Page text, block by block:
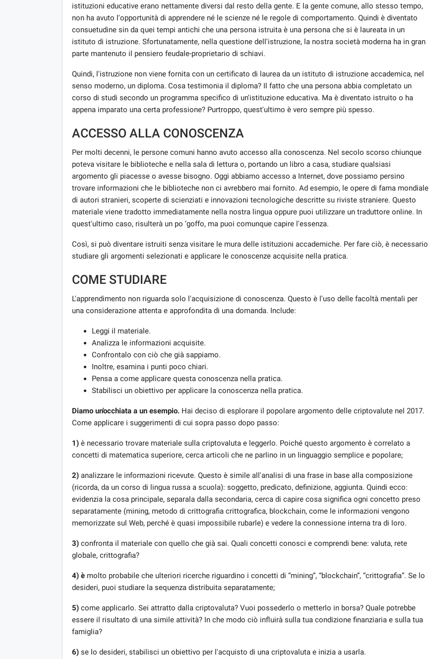
istituzioni educative erano nettamente diversi dal resto della gente. E la gente comune, allo stesso tempo,
non ha avuto l'opportunità di apprendere né le scienze né le regole di comportamento. Quindi è diventato
consuetudine sin da quei tempi antichi che una persona istruita è una persona che si è laureata in un
istituto di istruzione. Sfortunatamente, nella questione dell'istruzione, la nostra società moderna ha in gran
parte mantenuto il pensiero feudale-proprietario di schiavi.
Quindi, l'istruzione non viene fornita con un certificato di laurea da un istituto di istruzione accademica, nel
senso moderno, un diploma. Cosa testimonia il diploma? Il fatto che una persona abbia completato un
corso di studi secondo un programma specifico di un'istituzione educativa. Ma è diventato istruito o ha
appena imparato una certa professione? Purtroppo, quest'ultimo è vero sempre più spesso.
ACCESSO ALLA CONOSCENZA
Per molti decenni, le persone comuni hanno avuto accesso alla conoscenza. Nel secolo scorso chiunque
poteva visitare le biblioteche e nella sala di lettura o, portando un libro a casa, studiare qualsiasi
argomento gli piacesse o avesse bisogno. Oggi abbiamo accesso a Internet, dove possiamo persino
trovare informazioni che le biblioteche non ci avrebbero mai fornito. Ad esempio, le opere di fama mondiale
di autori stranieri, scoperte di scienziati e innovazioni tecnologiche descritte su riviste straniere. Questo
materiale viene tradotto immediatamente nella nostra lingua oppure puoi utilizzare un traduttore online. In
quest'ultimo caso, risulterà un po ‘goffo, ma puoi comunque capire l'essenza.
Così, si può diventare istruiti senza visitare le mura delle istituzioni accademiche. Per fare ciò, è necessario
studiare gli argomenti selezionati e applicare le conoscenze acquisite nella pratica.
COME STUDIARE
L'apprendimento non riguarda solo l'acquisizione di conoscenza. Questo è l'uso delle facoltà mentali per
una considerazione attenta e approfondita di una domanda. Include:
Leggi il materiale.
Analizza le informazioni acquisite.
Confrontalo con ciò che già sappiamo.
Inoltre, esamina i punti poco chiari.
Pensa a come applicare questa conoscenza nella pratica.
Stabilisci un obiettivo per applicare la conoscenza nella pratica.
Diamo un'occhiata a un esempio.Hai deciso di esplorare il popolare argomento delle criptovalute nel 2017.
Come applicare i suggerimenti di cui sopra passo dopo passo:
1)è necessario trovare materiale sulla criptovaluta e leggerlo. Poiché questo argomento è correlato a
concetti di matematica superiore, cerca articoli che ne parlino in un linguaggio semplice e popolare;
2)analizzare le informazioni ricevute. Questo è simile all'analisi di una frase in base alla composizione
(ricorda, da un corso di lingua russa a scuola): soggetto, predicato, definizione, aggiunta. Quindi ecco:
evidenzia la cosa principale, separala dalla secondaria, cerca di capire cosa significa ogni concetto preso
separatamente (mining, metodo di crittografia crittografica, blockchain, come le informazioni vengono
memorizzate sul Web, perché è quasi impossibile rubarle) e vedere la connessione interna tra di loro.
3)confronta il materiale con quello che già sai. Quali concetti conosci e comprendi bene: valuta, rete
globale, crittografia?
4) èmolto probabile che ulteriori ricerche riguardino i concetti di “mining”, “blockchain”, “crittografia”. Se lo
desideri, puoi studiare la sequenza distribuita separatamente;
5)come applicarlo. Sei attratto dalla criptovaluta? Vuoi possederlo o metterlo in borsa? Quale potrebbe
essere il risultato di una simile attività? In che modo ciò influirà sulla tua condizione finanziaria e sulla tua
famiglia?
6)se lo desideri, stabilisci un obiettivo per l'acquisto di una criptovaluta e inizia a usarla.